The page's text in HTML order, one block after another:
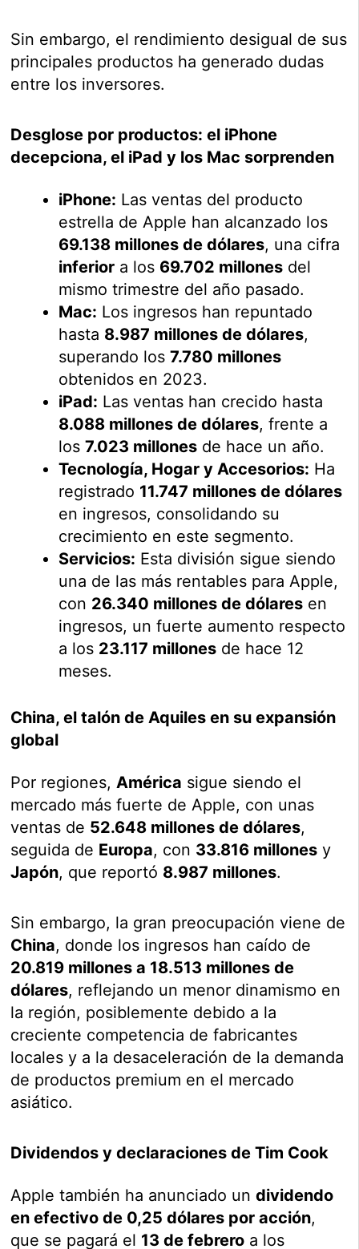
Sin embargo, el rendimiento desigual de sus
principales productos ha generado dudas
entre los inversores.
Desglose por productos: el iPhone
decepciona, el iPad y los Mac sorprenden
iPhone: Las ventas del producto
estrella de Apple han alcanzado los
69.138 millones de dólares, una cifra
inferior a los 69.702 millones del
mismo trimestre del año pasado.
Mac: Los ingresos han repuntado
hasta 8.987 millones de dólares,
superando los7.780 millones
obtenidos en 2023.
iPad: Las ventas han crecido hasta
8.088 millones de dólares, frente a
los7.023 millones de hace un año.
Tecnología, Hogar y Accesorios: Ha
registrado 11.747 millones de dólares
en ingresos, consolidando su
crecimiento en este segmento.
Servicios: Esta división sigue siendo
una de las más rentables para Apple,
con 26.340 millones de dólares en
ingresos, un fuerte aumento respecto
a los 23.117 millones de hace 12
meses.
China, el talón de Aquiles en su expansión
global
Por regiones,América sigue siendo el
mercado más fuerte de Apple, con unas
ventas de 52.648 millones de dólares,
seguida de Europa, con 33.816 millones y
Japón, que reportó 8.987 millones.
Sin embargo, la gran preocupación viene de
China, donde los ingresos han caído de
20.819 millones a 18.513 millones de
dólares, reflejando un menor dinamismo en
la región, posiblemente debido a la
creciente competencia de fabricantes
locales y a la desaceleración de la demanda
de productos premium en el mercado
asiático.
Dividendos y declaraciones de Tim Cook
Apple también ha anunciado undividendo
en efectivo de 0,25 dólares por acción,
que se pagará el 13 de febrero a los